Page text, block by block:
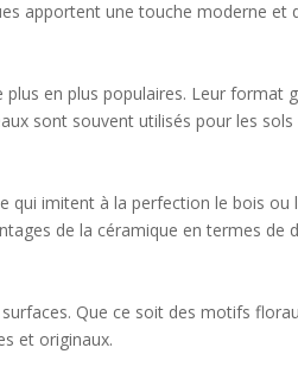
apportent une touche moderne et
en plus populaires. Leur
sont souvent utilisés pour les
imitent à la perfection le bois ou
de la céramique en termes de
Que ce soit des motifs
et originaux.